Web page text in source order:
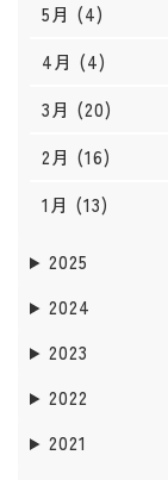
5月 (4)
4月 (4)
3月 (20)
2月 (16)
1月 (13)
2025
2024
2023
2022
2021